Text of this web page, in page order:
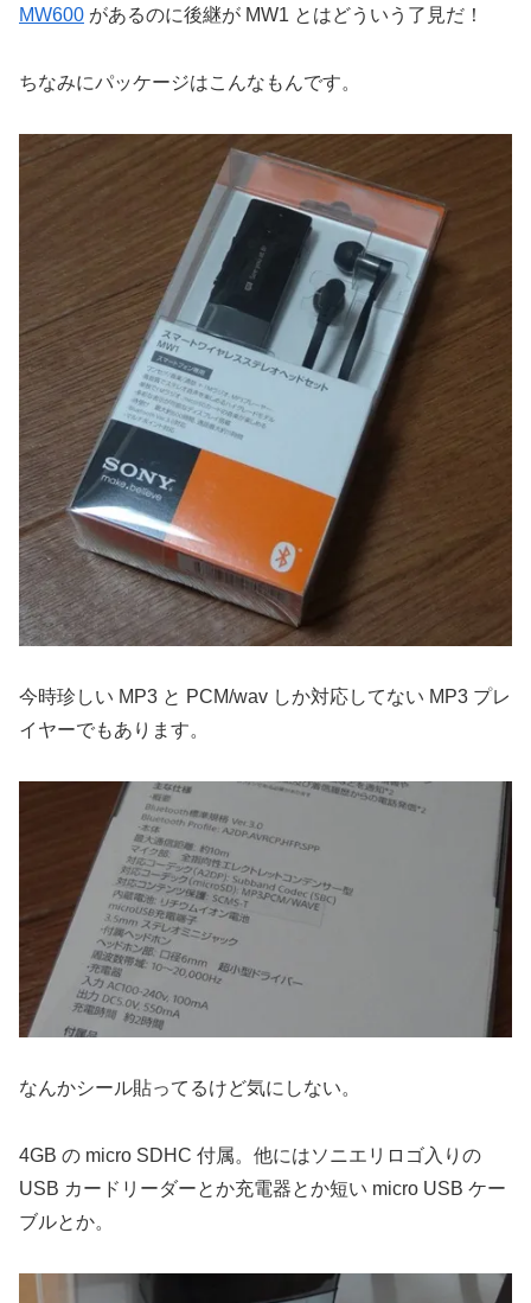
MW600 があるのに後継が MW1 とはどういう了見だ！
ちなみにパッケージはこんなもんです。
今時珍しい MP3 と PCM/wav しか対応してない MP3 プレ
イヤーでもあります。
なんかシール貼ってるけど気にしない。
4GB の micro SDHC 付属。他にはソニエリロゴ入りの
USB カードリーダーとか充電器とか短い micro USB ケー
ブルとか。